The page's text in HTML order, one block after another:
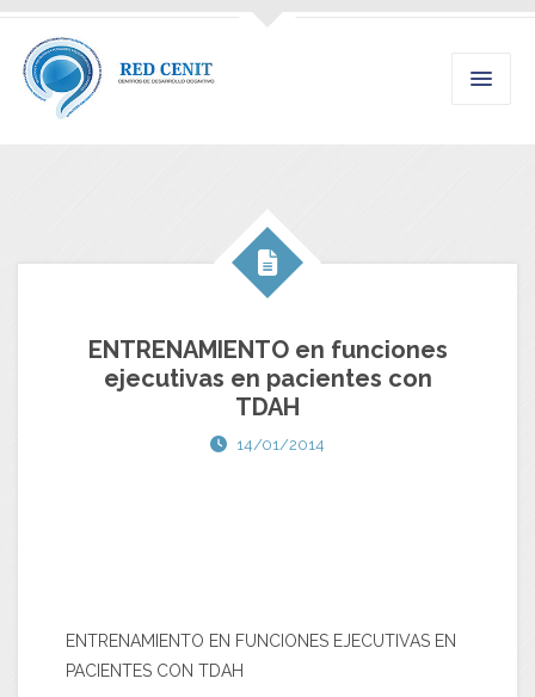
ENTRENAMIENTO en funciones
ejecutivas en pacientes con
TDAH
14/01/2014
ENTRENAMIENTO EN FUNCIONES EJECUTIVAS EN
PACIENTES CON TDAH